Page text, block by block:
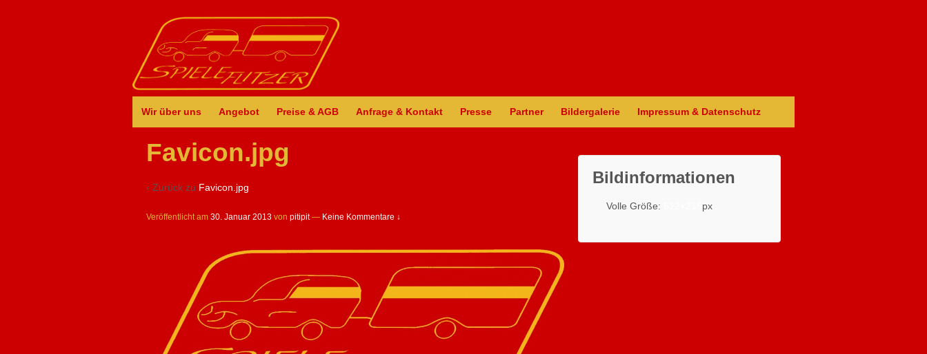
Wir über uns Angebot Preise & AGB Anfrage & Kontakt Presse Partner Bildergalerie Impressum & Datenschutz
Favicon.jpg
‹ Zurück zu Favicon.jpg
Veröffentlicht am 30. Januar 2013 von pitipit — Keine Kommentare ↓
Bildinformationen
Volle Größe: px